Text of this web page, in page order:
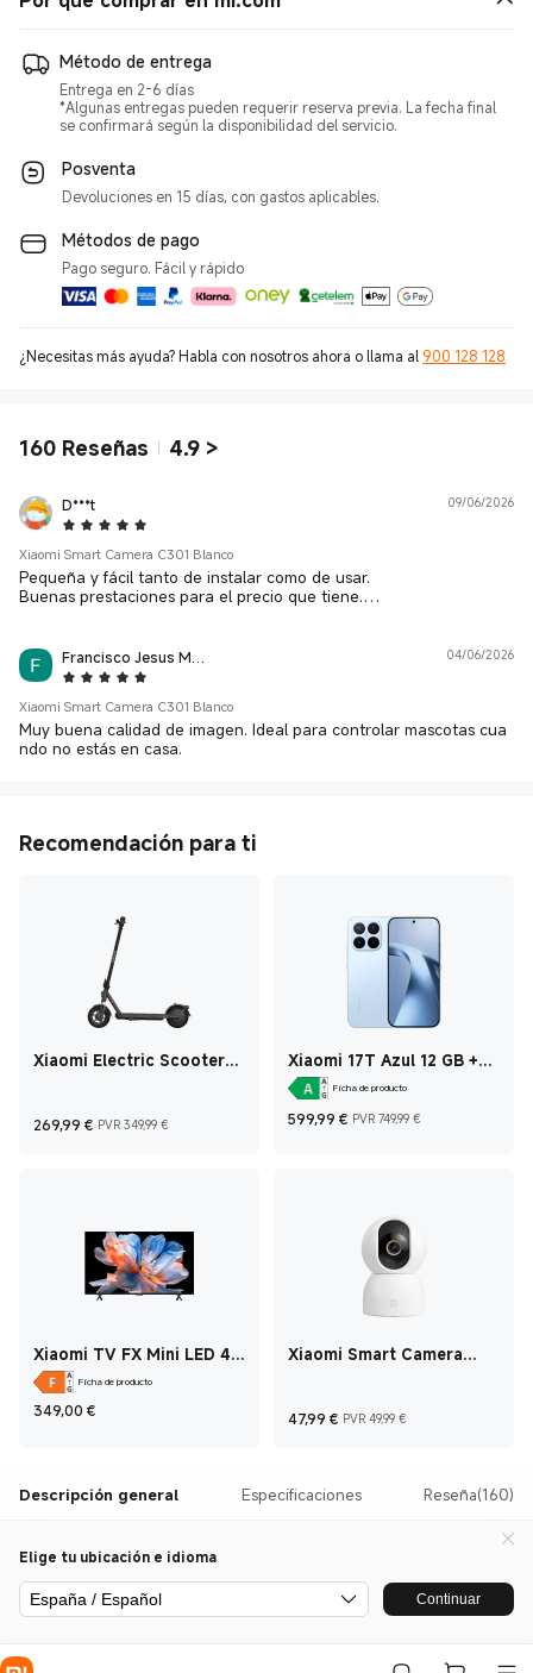
Método de entrega
Entrega en 2-6 días
*Algunas entregas pueden requerir reserva previa. La fecha final
se confirmará según la disponibilidad del servicio.
Posventa
Devoluciones en 15 días, con gastos aplicables.
Métodos de pago
Pago seguro. Fácil y rápido
¿Necesitas más ayuda? Habla con nosotros ahora o llama al 900 128 128
160 Reseñas 4.9 >
D***t
5 Star
09/06/2026
Xiaomi Smart Camera C301 Blanco
Pequeña y fácil tanto de instalar como de usar.
Buenas prestaciones para el precio que tiene.
5 Star
04/06/2026
Xiaomi Smart Camera C301 Blanco
Muy buena calidad de imagen. Ideal para controlar mascotas cua
ndo no estás en casa.
Recomendación para ti
Xiaomi Electric Scooter
269,99 € Current Price €269,99
PVR 349,99 € Precio de mercado 349,99 €
Xiaomi 17T Azul 12 GB +
512 GB Ficha de producto
599,99 € Current Price
PVR 749,99 €
Xiaomi TV FX Mini LED 43
43 InchFicha de producto
349,00 €
Xiaomi Smart Camera
47,99 € Current Price €47,99
PVR 49,99 €
Descripción general Especificaciones Reseña(160)